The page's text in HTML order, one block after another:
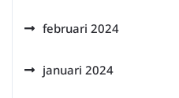
februari 2024
januari 2024